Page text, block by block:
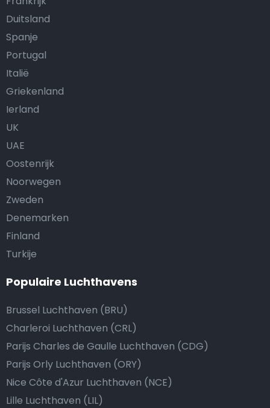
Duitsland
Spanje
Portugal
Italië
Griekenland
Ierland
UK
UAE
Oostenrijk
Noorwegen
Zweden
Denemarken
Finland
Turkije
Populaire Luchthavens
Brussel Luchthaven (BRU)
Charleroi Luchthaven (CRL)
Parijs Charles de Gaulle Luchthaven (CDG)
Parijs Orly Luchthaven (ORY)
Nice Côte d'Azur Luchthaven (NCE)
Lille Luchthaven (LIL)